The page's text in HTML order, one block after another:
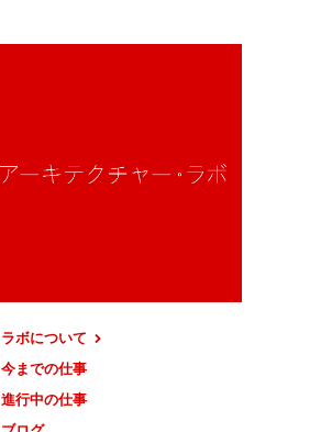
ラボについて
今までの仕事
進行中の仕事